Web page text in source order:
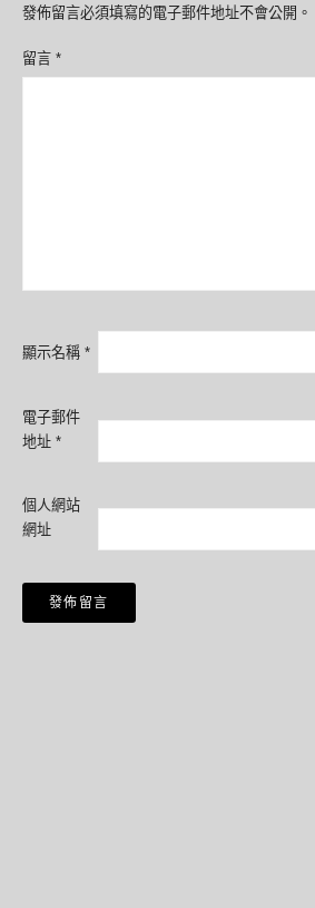
發佈留言必須填寫的電子郵件地址不會公開。
留言 *
顯示名稱 *
電子郵件
地址 *
個人網站
網址